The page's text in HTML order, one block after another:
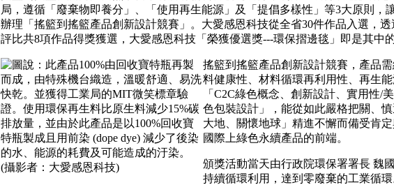
局，遵循「廢棄物即養分」、「使用再生能源」及「提倡多樣性」等3大原則
辦理「搖籃到搖籃產品創新設計競賽」。大愛感恩科技從全省30件作品入選，
評比共8項作品得獎獲選，大愛感恩科技「榮獲優選獎---環保摺邊毯」即是其中
搖籃到搖籃產品創新設計競賽，產品
料健康性、材料循環再利用性、再生
「C2C綠色概念、創新設計、實用性/
色包裝設計」，能從如此嚴格把關、
大地、關懷地球」精進不懈而備受肯
國際上綠色永續產品的前端。
頒獎活動當天由行政院環保署署長 魏
持續循環利用，達到零廢棄的工業循